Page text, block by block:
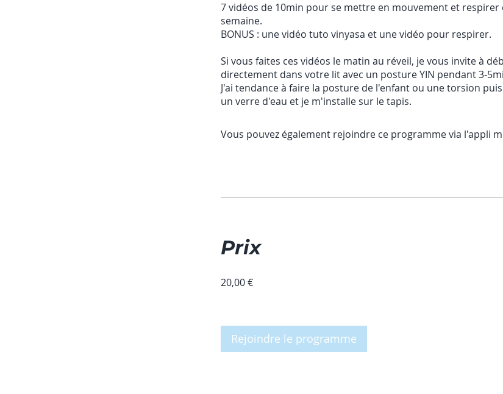
7 vidéos de 10min pour se mettre en mouvement et respirer
semaine.
BONUS : une vidéo tuto vinyasa et une vidéo pour respirer.
Si vous faites ces vidéos le matin au réveil, je vous invite à
directement dans votre lit avec un posture YIN pendant 3-
J'ai tendance à faire la posture de l'enfant ou une torsion
un verre d'eau et je m'installe sur le tapis.
Vous pouvez également rejoindre ce programme via l'appli
Prix
20,00 €
Rejoindre le programme